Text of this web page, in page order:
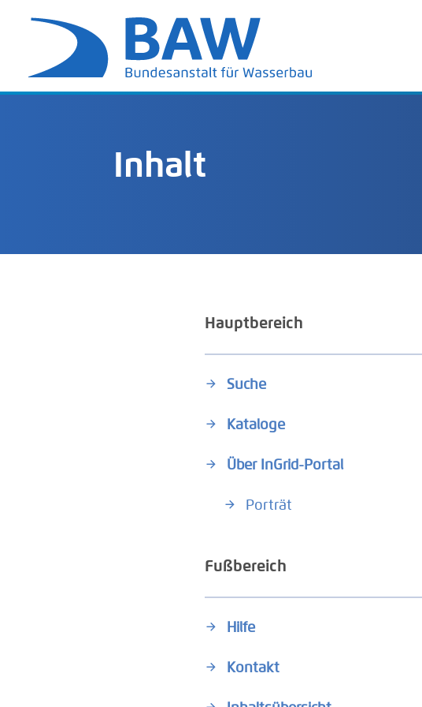
Inhalt
Hauptbereich
Suche
Kataloge
Über InGrid-Portal
Porträt
Fußbereich
Hilfe
Kontakt